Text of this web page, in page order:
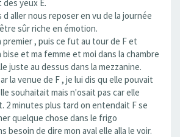
yeux E.
d aller nous reposer en vu de la journée
sûr riche en émotion.
premier , puis ce fut au tour de F et
et ma femme et moi dans la chambre
juste au dessus dans la mezzanine.
la venue de F , je lui dis qu elle pouvait
souhaitait mais n'osait pas car elle
2 minutes plus tard on entendait F se
quelque chose dans le frigo
besoin de dire mon aval elle alla le voir.